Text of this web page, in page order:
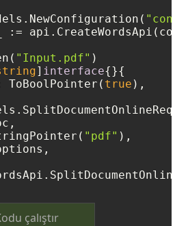
"Input.pdf" )
] interface{}{
ToBoolPointer( true ),
"pdf" ),
çalıştır